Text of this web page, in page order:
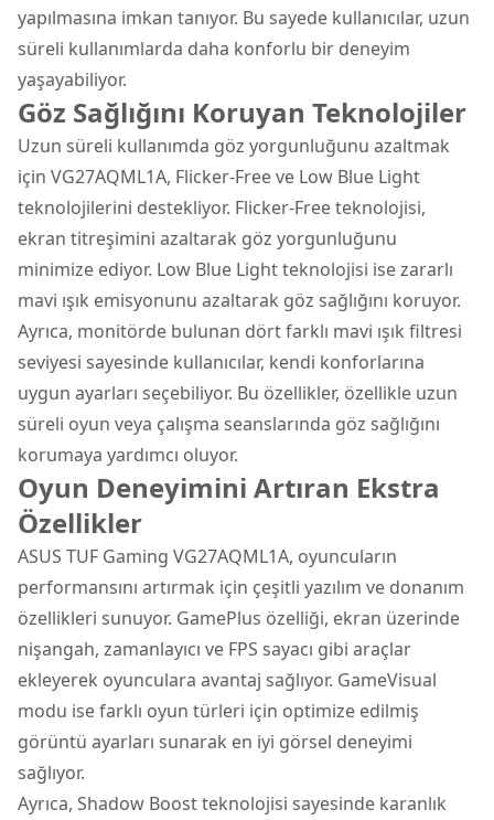
yapılmasına imkan tanıyor. Bu sayede kullanıcılar, uzun
süreli kullanımlarda daha konforlu bir deneyim
yaşayabiliyor.
Göz Sağlığını Koruyan Teknolojiler
Uzun süreli kullanımda göz yorgunluğunu azaltmak
için VG27AQML1A, Flicker-Free ve Low Blue Light
teknolojilerini destekliyor. Flicker-Free teknolojisi,
ekran titreşimini azaltarak göz yorgunluğunu
minimize ediyor. Low Blue Light teknolojisi ise zararlı
mavi ışık emisyonunu azaltarak göz sağlığını koruyor.
Ayrıca, monitörde bulunan dört farklı mavi ışık filtresi
seviyesi sayesinde kullanıcılar, kendi konforlarına
uygun ayarları seçebiliyor. Bu özellikler, özellikle uzun
süreli oyun veya çalışma seanslarında göz sağlığını
korumaya yardımcı oluyor.
Oyun Deneyimini Artıran Ekstra
Özellikler
ASUS TUF Gaming VG27AQML1A, oyuncuların
performansını artırmak için çeşitli yazılım ve donanım
özellikleri sunuyor. GamePlus özelliği, ekran üzerinde
nişangah, zamanlayıcı ve FPS sayacı gibi araçlar
ekleyerek oyunculara avantaj sağlıyor. GameVisual
modu ise farklı oyun türleri için optimize edilmiş
görüntü ayarları sunarak en iyi görsel deneyimi
sağlıyor.
Ayrıca, Shadow Boost teknolojisi sayesinde karanlık